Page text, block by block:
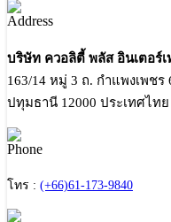
บริษัท ควอลิตี้ พลัส อินเตอร์
163/14 หมู่ 3 ถ. กำแพงเพช
ปทุมธานี 12000 ประเทศไทย
โทร : (+66)61-173-9840